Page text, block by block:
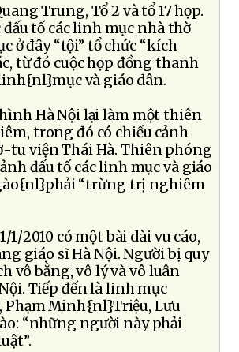
Trung, Tổ 2 và tổ 17 họp.
đấu tố các linh mục nhà thờ
ở đây “tội” tổ chức “kích
từ đó cuộc họp đồng thanh
và giáo dân.
Hà Nội lại làm một thiên
trong đó có chiếu cảnh
viện Thái Hà. Thiên phóng
đấu tố các linh mục và giáo
“trừng trị nghiêm
1/2010 có một bài dài vu cáo,
giáo sĩ Hà Nội. Người bị quy
vô bằng, vô lý và vô luân
Tiếp đến là linh mục
Phạm Minh{nl}Triệu, Lưu
“những người này phải